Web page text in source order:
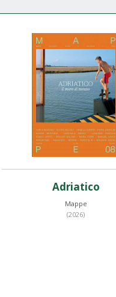
Adriatico
Mappe
(2026)